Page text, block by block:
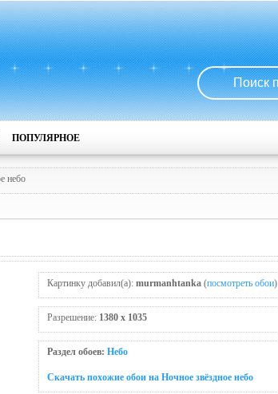
ПОПУЛЯРНОЕ
небо
Картинку добавил(а): murmanhtanka (посмотреть обои)
Разрешение: 1380 x 1035
Раздел обоев: Небо
Скачать похожие обои на Ночное звёздное небо